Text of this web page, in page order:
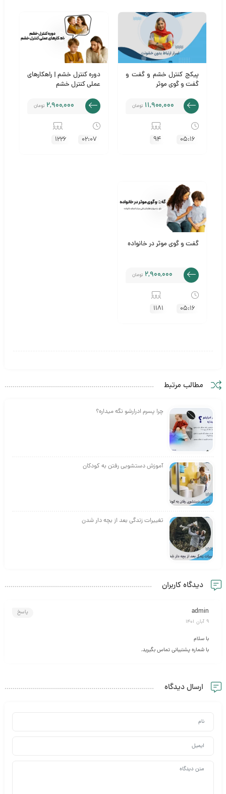
پیکج کنترل خشم و گفت و
گفت و گوی موثر
11,900,000 تومان
05:16
94
دوره کنترل خشم | راهکار‌های
عملی کنترل خشم
2,900,000 تومان
02:07
1226
گفت و گوی موثر در خانواده
2,900,000 تومان
05:16
1181
مطالب مرتبط
چرا پسرم ادرارشو نگه میداره؟
آموزش دستشویی رفتن به کودکان
تغییرات زندگی بعد از بچه‌ دار شدن
دیدگاه کاربران
admin
9 آبان 1401
پاسخ
با سلام
با شماره پشتیبانی تماس بگیرید.
ارسال دیدگاه